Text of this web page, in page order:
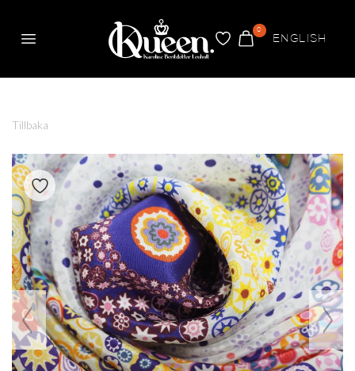
Meny
FAVORITER
VARUKORG
0
ENGLISH
Tillbaka
Växla om produkt är favorit